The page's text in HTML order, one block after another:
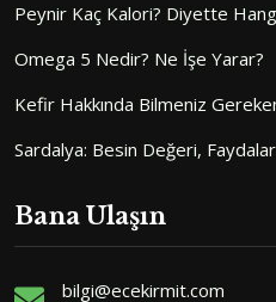
Peynir Kaç Kalori? Diyette
Omega 5 Nedir? Ne İşe Yarar?
Kefir Hakkında Bilmeniz
Sardalya: Besin Değeri,
Bana Ulaşın
bilgi@ecekirmit.com